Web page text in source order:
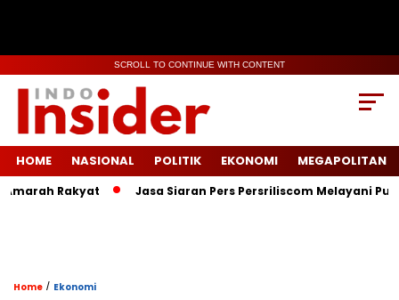
SCROLL TO CONTINUE WITH CONTENT
HOME NASIONAL POLITIK EKONOMI MEGAPOLITAN
Rakyat Jasa Siaran Pers Persriliscom Melayani
Home / Ekonomi